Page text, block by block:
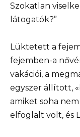
Szokatlan
látogatók?”
Lüktetett a
fejemben-a
vakációi, a
egyszer állított,
amiket soha
elfoglalt volt, és